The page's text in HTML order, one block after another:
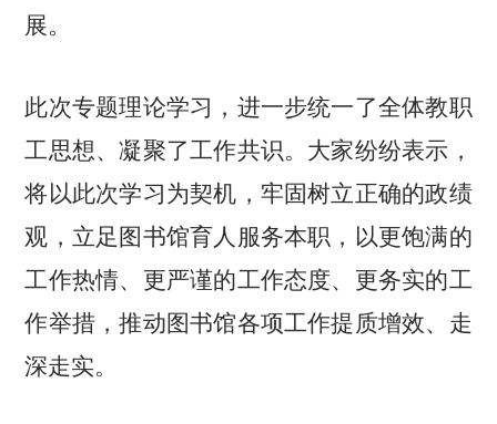
展。
此次专题理论学习，进一步统一了全体教职
工思想、凝聚了工作共识。大家纷纷表示，
将以此次学习为契机，牢固树立正确的政绩
观，立足图书馆育人服务本职，以更饱满的
工作热情、更严谨的工作态度、更务实的工
作举措，推动图书馆各项工作提质增效、走
深走实。